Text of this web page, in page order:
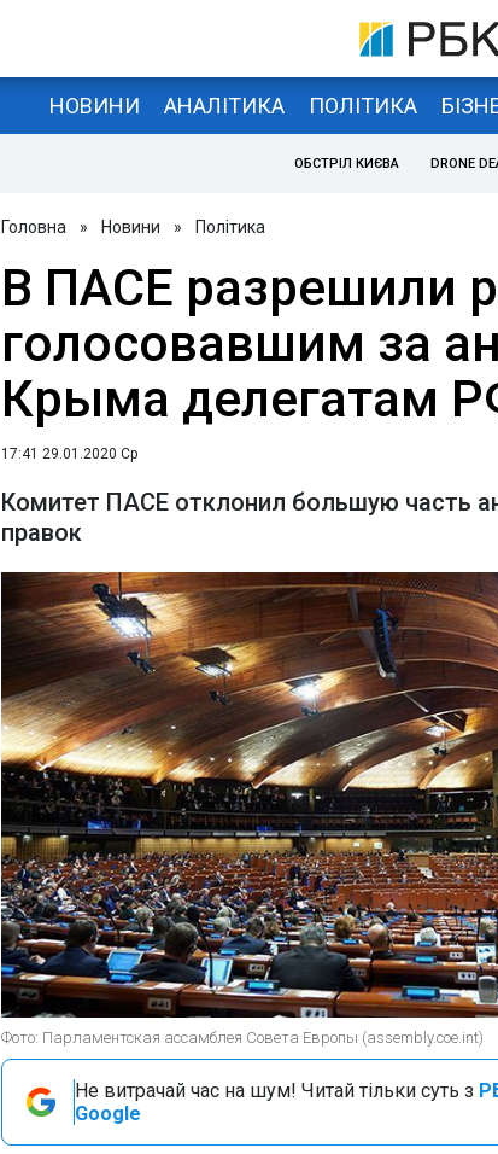
НОВИНИ АНАЛІТИКА ПОЛІТИКА
ОБСТРІЛ КИЄВА DRONE
Головна » Новини » Політика
В ПАСЕ разрешили
голосовавшим за
Крыма делегатам
17:41 29.01.2020 Ср
Комитет ПАСЕ отклонил большую часть
правок
Фото: Парламентская ассамблея Совета Европы (assembly.coe.int)
Не витрачай час на шум! Читай тільки суть з
Google